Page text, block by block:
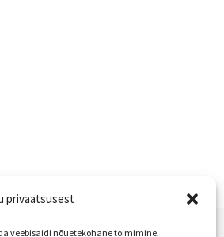
privaatsusest
veebisaidi nõuetekohane toimimine,